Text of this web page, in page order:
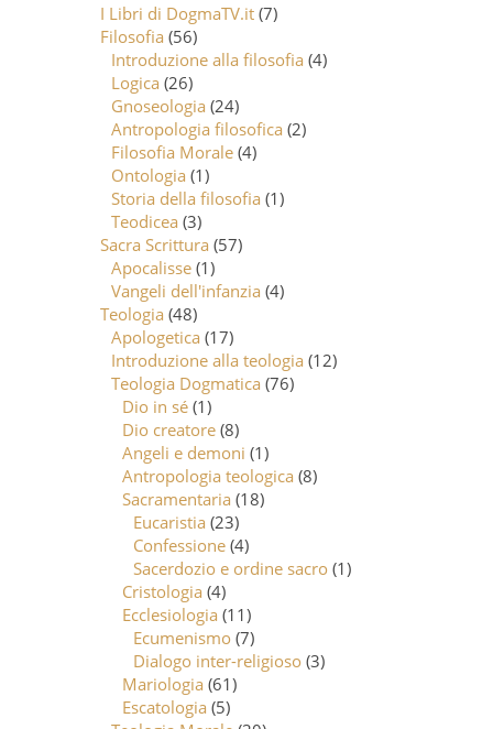
I Libri di DogmaTV.it (7)
Filosofia (56)
Introduzione alla filosofia (4)
Logica (26)
Gnoseologia (24)
Antropologia filosofica (2)
Filosofia Morale (4)
Ontologia (1)
Storia della filosofia (1)
Teodicea (3)
Sacra Scrittura (57)
Apocalisse (1)
Vangeli dell'infanzia (4)
Teologia (48)
Apologetica (17)
Introduzione alla teologia (12)
Teologia Dogmatica (76)
Dio in sé (1)
Dio creatore (8)
Angeli e demoni (1)
Antropologia teologica (8)
Sacramentaria (18)
Eucaristia (23)
Confessione (4)
Sacerdozio e ordine sacro (1)
Cristologia (4)
Ecclesiologia (11)
Ecumenismo (7)
Dialogo inter-religioso (3)
Mariologia (61)
Escatologia (5)